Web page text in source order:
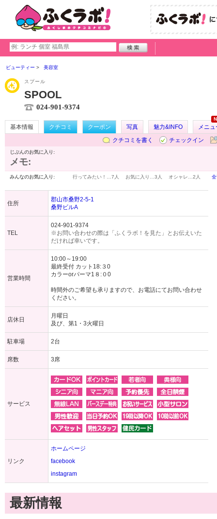
ビューティー 美容室
スプール
SPOOL
024-901-9374
基本情報 クチコミ クーポン 写真 魅力&INFO メニュ
クチコミを書く チェックイン
じぶんのお気に入り:
メモ:
みんなのお気に入り: 行ってみたい！… 7人 お気に入り… 3人 オシャレ… 2人
住所
郡山市桑野2-5-1
桑野ビルA
TEL
024-901-9374
※お問い合わせの際は「ふくラボ！を見た」とお伝えいた
だければ幸いです。
営業時間
10:00～19:00
最終受付 カット18:３0
カラーorパーマ1８:０0
時間外のご希望も承りますので、お電話にてお問い合わせ
ください。
店休日
月曜日
及び、第1・3火曜日
駐車場 2台
席数 3席
サービス
リンク
ホームページ
facebook
instagram
最新情報